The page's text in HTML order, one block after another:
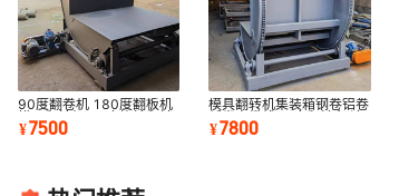
90度翻卷机 180度翻板机
模具翻转机 90度旋转翻转
台
¥7500
模具翻转机集装箱钢卷铝卷
纸卷电缆线90度翻转台 液
压180度翻板机
¥7800